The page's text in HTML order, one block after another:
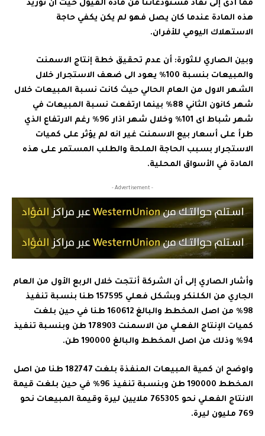
مما أدى إلى نفاد مستودعاتنا من مادة الفيول حيث ان توريد
هذه المادة عندما كان يصل فهو لم يكن يكفي حاجة
الاستهلاك اليومي للأفران.‏
وبين الصاري للثورة: أن عدم تحقيق خطة إنتاج الاسمنت
والمبيعات بنسبة 100٪ يعود الى ضعف الاستجرار خلال
الشهر الاول من العام الحالي حيث كانت نسبة المبيعات خلال
شهر كانون الثاني 88٪ بينما ارتفعت نسبة المبيعات في
شهر شباط اى 101٪ وخلال شهر اذار 96٪ رغم الارتفاع الذي
طرأ على أسعار بيع الاسمنت غير انه لم يؤثر على كميات
الاستجرار بسبب الحاجة الملحة والطلب المستمر على هذه
المادة في الأسواق المحلية.‏
- Advertisement -
وأشار الصاري إلى أن الشركة أنتجت خلال الربع الأول من العام
الجاري من الكلنكر وبشكل فعلي 157595 طنا بنسبة تنفيذ
98٪ من اصل المخطط والبالغ 160612 طنا في حين بلغت
كميات الإنتاج الفعلي من الاسمنت 178903 طن وبنسبة تنفيذ
94٪ وذلك من اصل المخطط والبالغ 190000 طن.‏
واوضح ان كمية المبيعات المنفذة بلغت 182747 طنا من اصل
المخطط 190000 طن وبنسبة تنفيذ 96٪ في حين بلغت قيمة
الانتاج الفعلي نحو 765305 ملايين ليرة وقيمة المبيعات نحو
769 مليون ليرة.‏